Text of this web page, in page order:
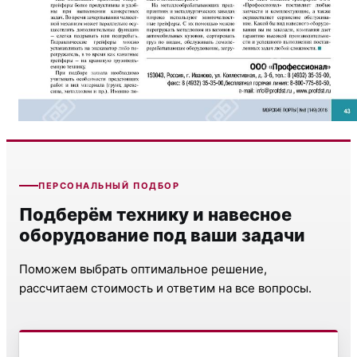
ПЕРСОНАЛЬНЫЙ ПОДБОР
Подберём технику и навесное
оборудование под ваши задачи
Поможем выбрать оптимальное решение,
рассчитаем стоимость и ответим на все вопросы.